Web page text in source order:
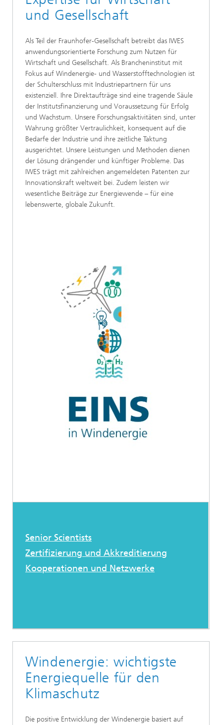
und Gesellschaft
Als Teil der Fraunhofer-Gesellschaft betreibt das IWES
anwendungsorientierte Forschung zum Nutzen für
Wirtschaft und Gesellschaft. Als Brancheninstitut mit
Fokus auf Windenergie- und Wasserstofftechnologien ist
der Schulterschluss mit Industriepartnern für uns
existenziell. Ihre Direktaufträge sind eine tragende Säule
der Institutsfinanzierung und Voraussetzung für Erfolg
und Wachstum. Unsere Forschungsaktivitäten sind, unter
Wahrung größter Vertraulichkeit, konsequent auf die
Bedarfe der Industrie und ihre zeitliche Taktung
ausgerichtet. Unsere Leistungen und Methoden dienen
der Lösung drängender und künftiger Probleme. Das
IWES trägt mit zahlreichen angemeldeten Patenten zur
Innovationskraft weltweit bei. Zudem leisten wir
wesentliche Beiträge zur Energiewende – für eine
lebenswerte, globale Zukunft.
Senior Scientists
Zertifizierung und Akkreditierung
Kooperationen und Netzwerke
Windenergie: wichtigste
Energiequelle für den
Klimaschutz
Die positive Entwicklung der Windenergie basiert auf